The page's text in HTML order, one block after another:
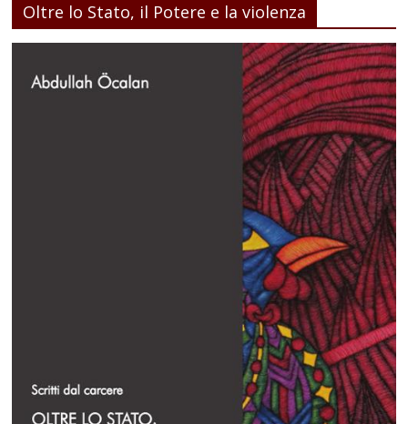
Oltre lo Stato, il Potere e la violenza